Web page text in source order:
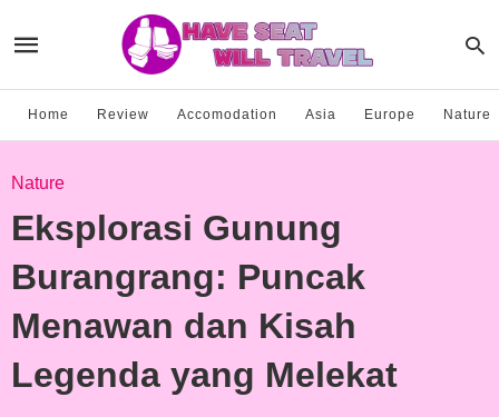
Home Review Accomodation Asia Europe Nature
Nature
Eksplorasi Gunung
Burangrang: Puncak
Menawan dan Kisah
Legenda yang Melekat